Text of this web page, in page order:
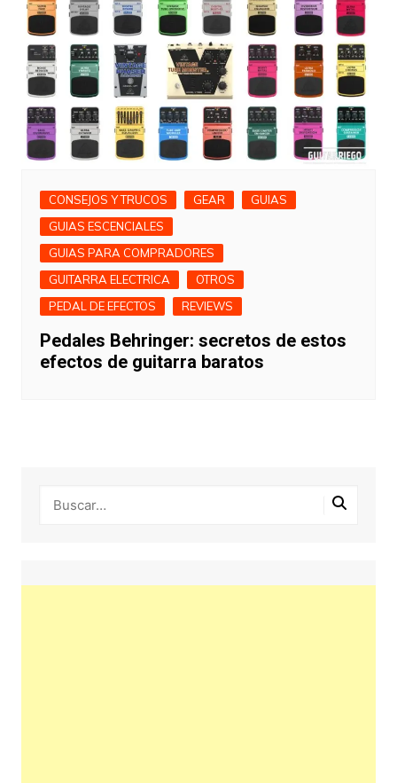
CONSEJOS Y TRUCOS GEAR
GUIAS
GUIAS ESCENCIALES
GUIAS PARA COMPRADORES
GUITARRA ELECTRICA
OTROS
PEDAL DE EFECTOS
REVIEWS
Pedales Behringer: secretos de estos
efectos de guitarra baratos